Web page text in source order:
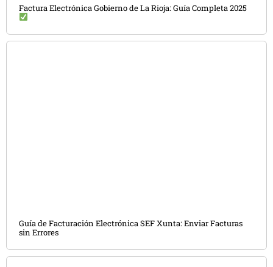
Factura Electrónica Gobierno de La Rioja: Guía Completa 2025
Guía de Facturación Electrónica SEF Xunta: Enviar Facturas
sin Errores